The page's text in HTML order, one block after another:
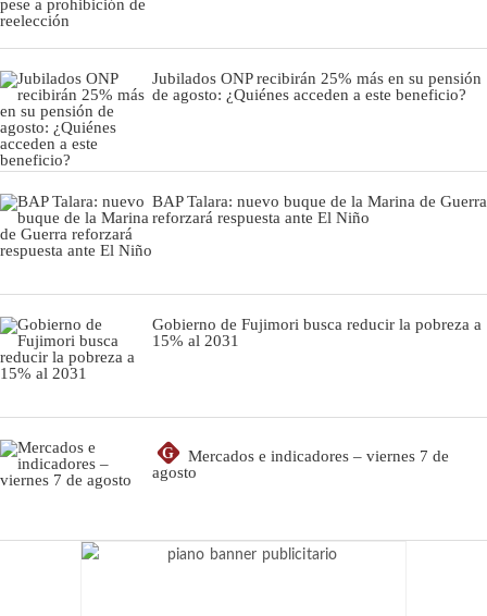
Jubilados ONP recibirán 25% más en su pensión
de agosto: ¿Quiénes acceden a este beneficio?
BAP Talara: nuevo buque de la Marina de Guerra
reforzará respuesta ante El Niño
Gobierno de Fujimori busca reducir la pobreza a
15% al 2031
G
Mercados e indicadores – viernes 7 de
agosto